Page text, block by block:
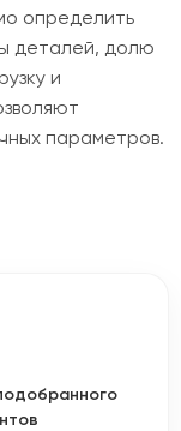
определить
деталей, долю
и
параметров.